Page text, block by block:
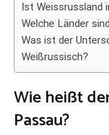
Ist Weissrussland
Welche Länder
Was ist der
Weißrussisch?
Wie heißt
Passau?